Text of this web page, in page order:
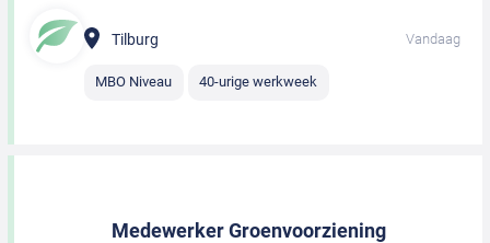
Tilburg Vandaag
MBO Niveau 40-urige werkweek
Medewerker Groenvoorziening